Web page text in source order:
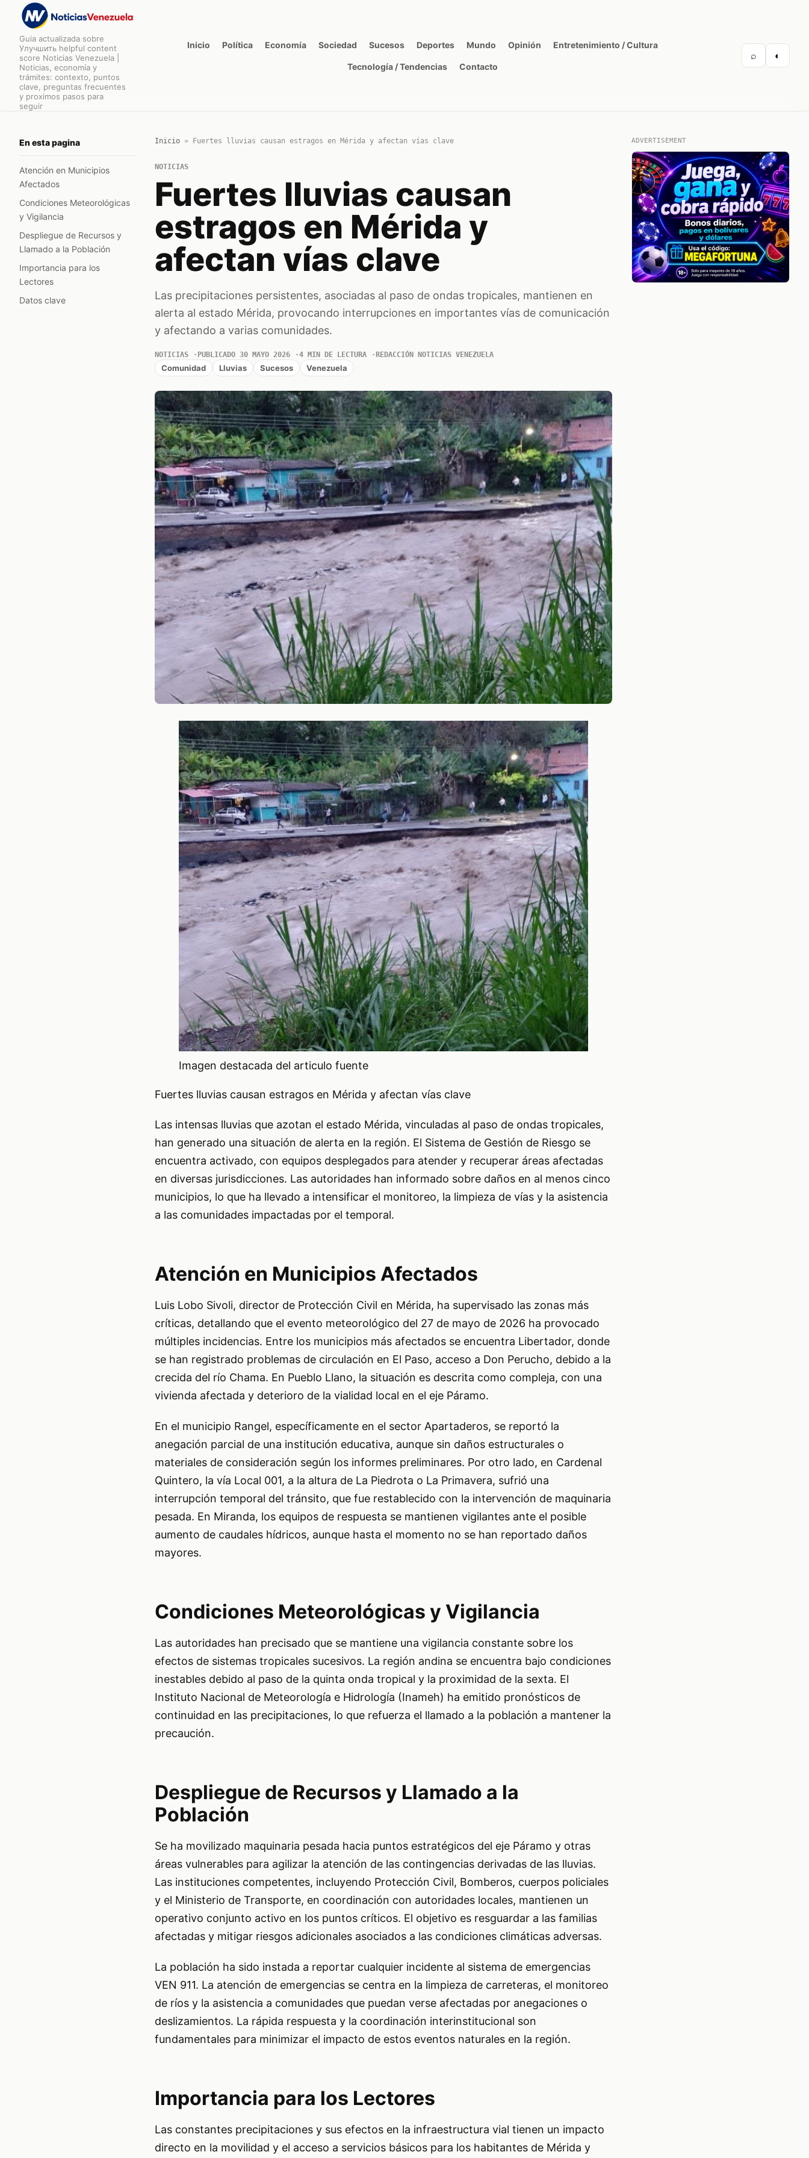
Guia actualizada sobre
Улучшить helpful content
score Noticias Venezuela |
Noticias, economía y
trámites: contexto, puntos
clave, preguntas frecuentes
y proximos pasos para
seguir
Inicio Política Economía Sociedad Sucesos Deportes Mundo Opinión Entretenimiento / Cultura
Tecnología / Tendencias Contacto
⌕ ◐
En esta pagina
Atención en Municipios
Afectados
Condiciones Meteorológicas
y Vigilancia
Despliegue de Recursos y
Llamado a la Población
Importancia para los
Lectores
Datos clave
Inicio» Fuertes lluvias causan estragos en Mérida y afectan vías clave
NOTICIAS
Fuertes lluvias causan
estragos en Mérida y
afectan vías clave
Las precipitaciones persistentes, asociadas al paso de ondas tropicales, mantienen en
alerta al estado Mérida, provocando interrupciones en importantes vías de comunicación
y afectando a varias comunidades.
NOTICIAS PUBLICADO 30 MAYO 2026 4 MIN DE LECTURA REDACCIÓN NOTICIAS VENEZUELA
Comunidad Lluvias Sucesos Venezuela
Imagen destacada del articulo fuente
Fuertes lluvias causan estragos en Mérida y afectan vías clave
Las intensas lluvias que azotan el estado Mérida, vinculadas al paso de ondas tropicales,
han generado una situación de alerta en la región. El Sistema de Gestión de Riesgo se
encuentra activado, con equipos desplegados para atender y recuperar áreas afectadas
en diversas jurisdicciones. Las autoridades han informado sobre daños en al menos cinco
municipios, lo que ha llevado a intensificar el monitoreo, la limpieza de vías y la asistencia
a las comunidades impactadas por el temporal.
Atención en Municipios Afectados
Luis Lobo Sivoli, director de Protección Civil en Mérida, ha supervisado las zonas más
críticas, detallando que el evento meteorológico del 27 de mayo de 2026 ha provocado
múltiples incidencias. Entre los municipios más afectados se encuentra Libertador, donde
se han registrado problemas de circulación en El Paso, acceso a Don Perucho, debido a la
crecida del río Chama. En Pueblo Llano, la situación es descrita como compleja, con una
vivienda afectada y deterioro de la vialidad local en el eje Páramo.
En el municipio Rangel, específicamente en el sector Apartaderos, se reportó la
anegación parcial de una institución educativa, aunque sin daños estructurales o
materiales de consideración según los informes preliminares. Por otro lado, en Cardenal
Quintero, la vía Local 001, a la altura de La Piedrota o La Primavera, sufrió una
interrupción temporal del tránsito, que fue restablecido con la intervención de maquinaria
pesada. En Miranda, los equipos de respuesta se mantienen vigilantes ante el posible
aumento de caudales hídricos, aunque hasta el momento no se han reportado daños
mayores.
Condiciones Meteorológicas y Vigilancia
Las autoridades han precisado que se mantiene una vigilancia constante sobre los
efectos de sistemas tropicales sucesivos. La región andina se encuentra bajo condiciones
inestables debido al paso de la quinta onda tropical y la proximidad de la sexta. El
Instituto Nacional de Meteorología e Hidrología (Inameh) ha emitido pronósticos de
continuidad en las precipitaciones, lo que refuerza el llamado a la población a mantener la
precaución.
Despliegue de Recursos y Llamado a la
Población
Se ha movilizado maquinaria pesada hacia puntos estratégicos del eje Páramo y otras
áreas vulnerables para agilizar la atención de las contingencias derivadas de las lluvias.
Las instituciones competentes, incluyendo Protección Civil, Bomberos, cuerpos policiales
y el Ministerio de Transporte, en coordinación con autoridades locales, mantienen un
operativo conjunto activo en los puntos críticos. El objetivo es resguardar a las familias
afectadas y mitigar riesgos adicionales asociados a las condiciones climáticas adversas.
La población ha sido instada a reportar cualquier incidente al sistema de emergencias
VEN 911. La atención de emergencias se centra en la limpieza de carreteras, el monitoreo
de ríos y la asistencia a comunidades que puedan verse afectadas por anegaciones o
deslizamientos. La rápida respuesta y la coordinación interinstitucional son
fundamentales para minimizar el impacto de estos eventos naturales en la región.
Importancia para los Lectores
Las constantes precipitaciones y sus efectos en la infraestructura vial tienen un impacto
directo en la movilidad y el acceso a servicios básicos para los habitantes de Mérida y
ADVERTISEMENT